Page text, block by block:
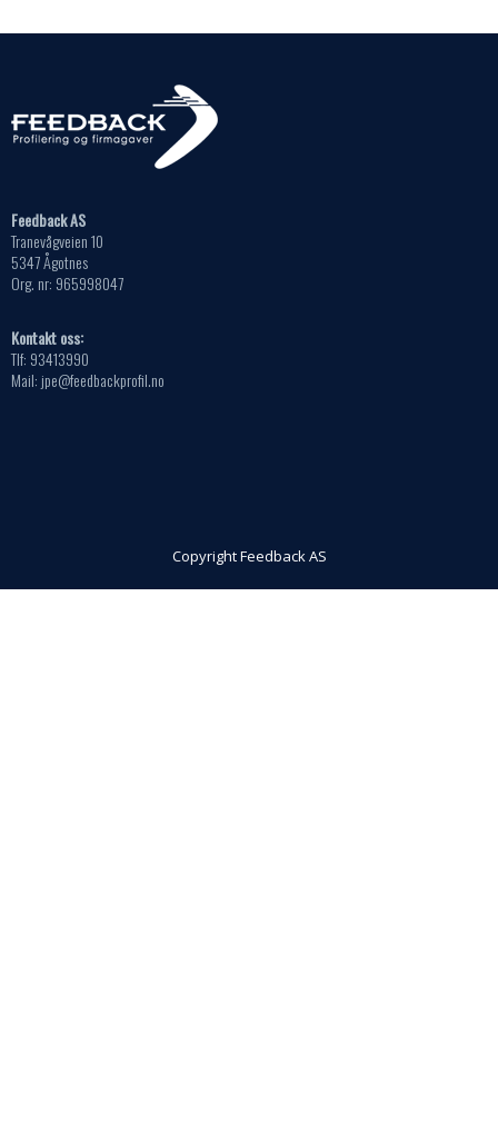
Feedback AS
Tranevågveien 10
5347 Ågotnes
Org. nr: 965998047
Kontakt oss:
Tlf: 93413990
Mail: jpe@feedbackprofil.no
Copyright Feedback AS